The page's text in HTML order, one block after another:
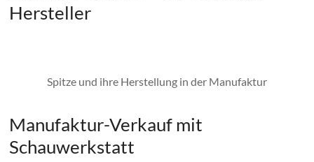
Hersteller
Spitze und ihre Herstellung in der Manufaktur
Manufaktur-Verkauf mit
Schauwerkstatt